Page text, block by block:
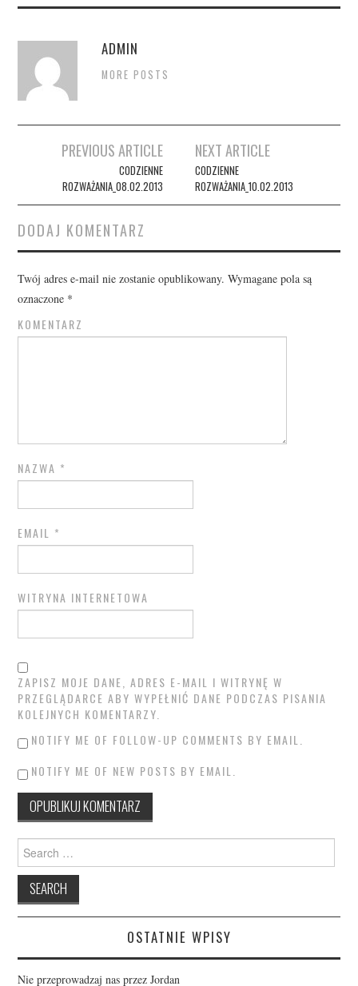
ADMIN
MORE POSTS
navigation
PREVIOUS ARTICLE
CODZIENNE
ROZWAŻANIA_08.02.2013
NEXT ARTICLE
CODZIENNE
ROZWAŻANIA_10.02.2013
DODAJ KOMENTARZ
Twój adres e-mail nie zostanie opublikowany. Wymagane pola są
oznaczone *
KOMENTARZ
NAZWA *
EMAIL *
WITRYNA INTERNETOWA
ZAPISZ MOJE DANE, ADRES E-MAIL I WITRYNĘ W
PRZEGLĄDARCE ABY WYPEŁNIĆ DANE PODCZAS PISANIA
KOLEJNYCH KOMENTARZY.
NOTIFY ME OF FOLLOW-UP COMMENTS BY EMAIL.
NOTIFY ME OF NEW POSTS BY EMAIL.
Search
for:
OSTATNIE WPISY
Nie przeprowadzaj nas przez Jordan